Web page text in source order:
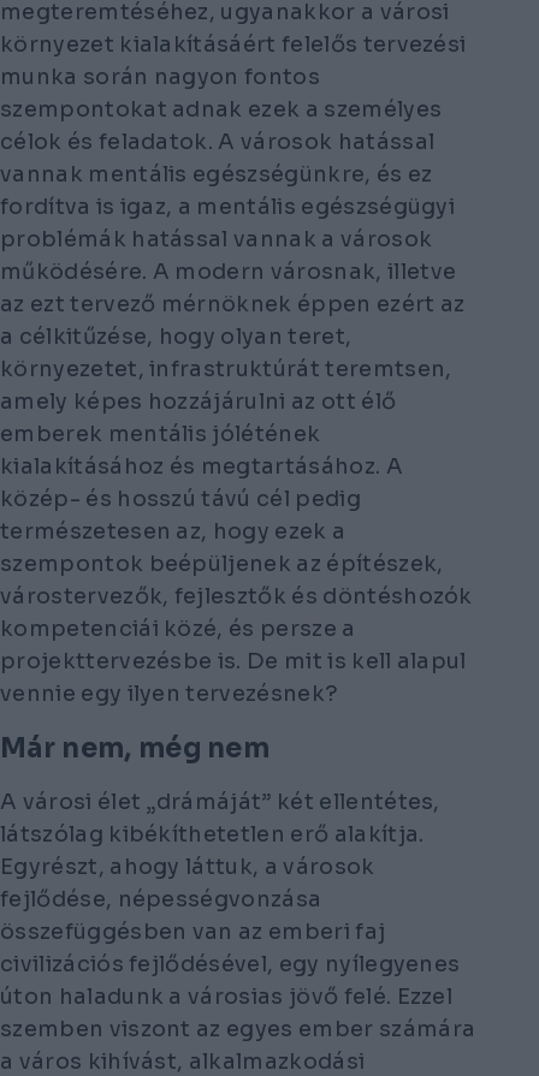
megteremtéséhez, ugyanakkor a városi
környezet kialakításáért felelős tervezési
munka során nagyon fontos
szempontokat adnak ezek a személyes
célok és feladatok. A városok hatással
vannak mentális egészségünkre, és ez
fordítva is igaz, a mentális egészségügyi
problémák hatással vannak a városok
működésére. A modern városnak, illetve
az ezt tervező mérnöknek éppen ezért az
a célkitűzése, hogy olyan teret,
környezetet, infrastruktúrát teremtsen,
amely képes hozzájárulni az ott élő
emberek mentális jólétének
kialakításához és megtartásához. A
közép- és hosszú távú cél pedig
természetesen az, hogy ezek a
szempontok beépüljenek az építészek,
várostervezők, fejlesztők és döntéshozók
kompetenciái közé, és persze a
projekttervezésbe is. De mit is kell alapul
vennie egy ilyen tervezésnek?
Már nem, még nem
A városi élet „drámáját” két ellentétes,
látszólag kibékíthetetlen erő alakítja.
Egyrészt, ahogy láttuk, a városok
fejlődése, népességvonzása
összefüggésben van az emberi faj
civilizációs fejlődésével, egy nyílegyenes
úton haladunk a városias jövő felé. Ezzel
szemben viszont az egyes ember számára
a város kihívást, alkalmazkodási